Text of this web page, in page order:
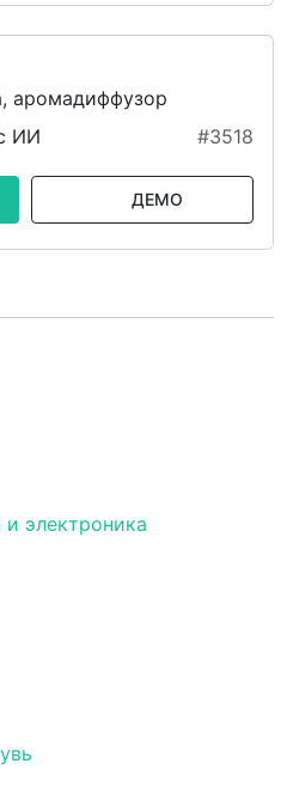
электроника
аромадиффузор
ИИ
#3518
ДЕМО